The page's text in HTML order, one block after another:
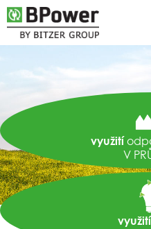
využití
V
využití